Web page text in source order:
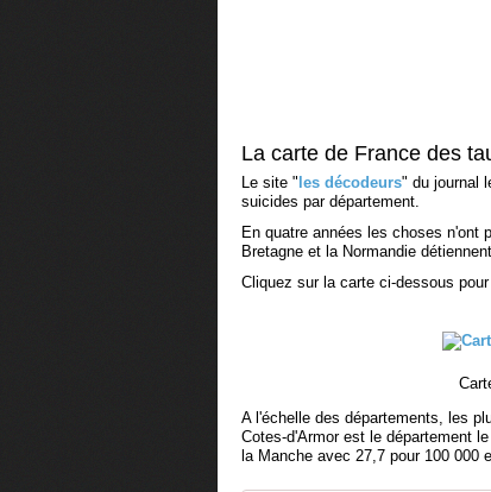
La carte de France des
Le site " les décodeurs" du journal
suicides par département.
En quatre années les choses n'ont
Bretagne et la Normandie
Cliquez sur la carte ci-dessous
A l'échelle des départements, les
Cotes-d'Armor est le département
la Manche avec 27,7 pour 100 000